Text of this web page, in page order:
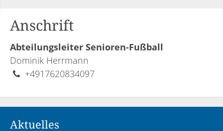
Anschrift
Abteilungsleiter Senioren-Fußball
Dominik Herrmann
+4917620834097
Aktuelles